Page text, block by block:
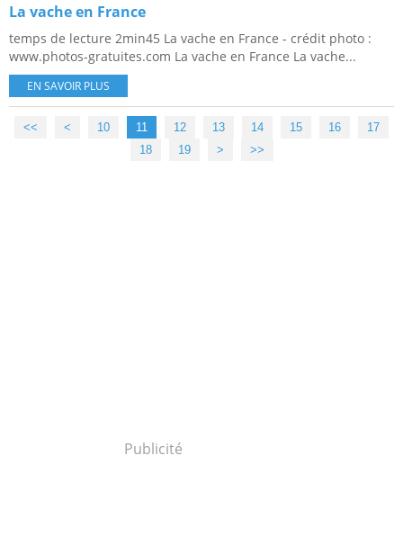
La vache en France
temps de lecture 2min45 La vache en France - crédit photo :
www.photos-gratuites.com La vache en France La vache...
EN SAVOIR PLUS
<< < 10 11 12 13 14 15 16
17
18
19 > >>
Publicité